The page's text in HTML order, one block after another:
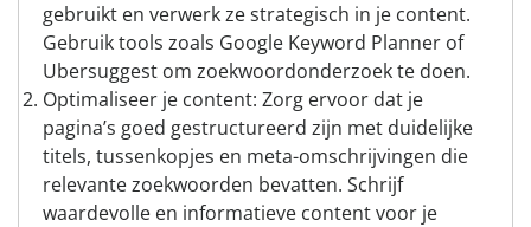
gebruikt en verwerk ze strategisch in je content.
Gebruik tools zoals Google Keyword Planner of
Ubersuggest om zoekwoordonderzoek te doen.
Optimaliseer je content: Zorg ervoor dat je
pagina’s goed gestructureerd zijn met duidelijke
titels, tussenkopjes en meta-omschrijvingen die
relevante zoekwoorden bevatten. Schrijf
waardevolle en informatieve content voor je